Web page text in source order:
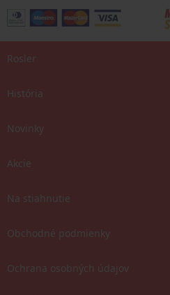
Rosler
História
Novinky
Akcie
Na stiahnutie
Obchodné podmienky
Ochrana osobných údajov